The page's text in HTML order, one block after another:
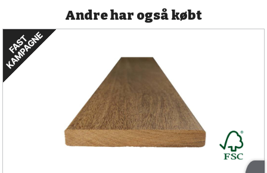
Andre har også købt